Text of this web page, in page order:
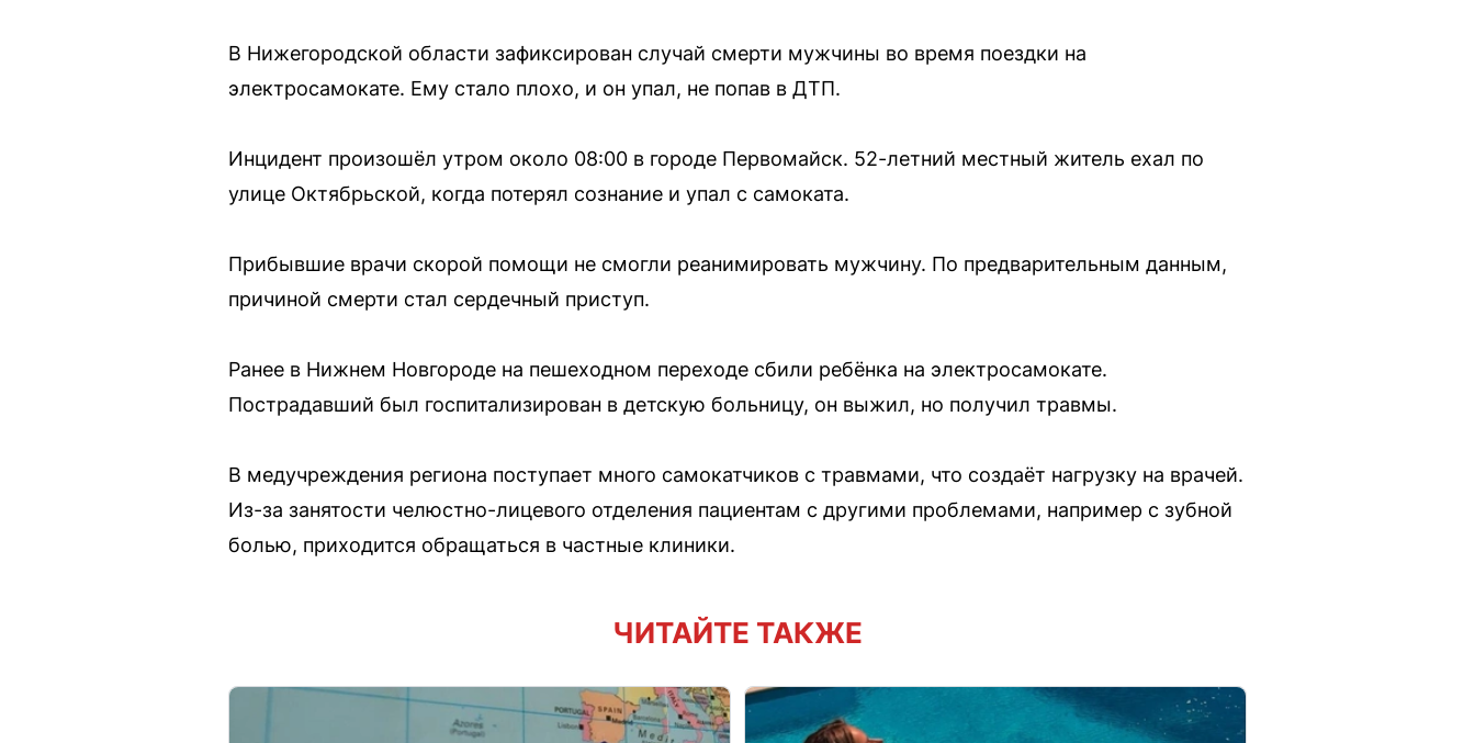
В Нижегородской области зафиксирован случай смерти мужчины во время поездки на
электросамокате. Ему стало плохо, и он упал, не попав в ДТП.
Инцидент произошёл утром около 08:00 в городе Первомайск. 52-летний местный житель ехал по
улице Октябрьской, когда потерял сознание и упал с самоката.
Прибывшие врачи скорой помощи не смогли реанимировать мужчину. По предварительным данным,
причиной смерти стал сердечный приступ.
Ранее в Нижнем Новгороде на пешеходном переходе сбили ребёнка на электросамокате.
Пострадавший был госпитализирован в детскую больницу, он выжил, но получил травмы.
В медучреждения региона поступает много самокатчиков с травмами, что создаёт нагрузку на врачей.
Из-за занятости челюстно-лицевого отделения пациентам с другими проблемами, например с зубной
болью, приходится обращаться в частные клиники.
ЧИТАЙТЕ ТАКЖЕ